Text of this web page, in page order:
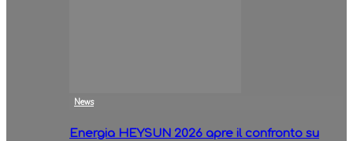
News
Energia HEYSUN 2026 apre il confronto su